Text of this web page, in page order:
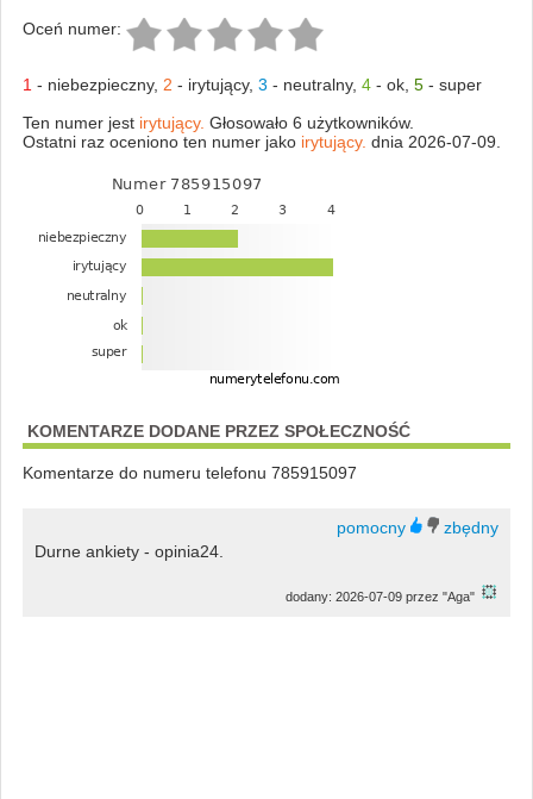
Oceń numer:
1 - niebezpieczny, 2 - irytujący, 3 - neutralny, 4- ok, 5- super
Ten numer jest irytujący. Głosowało 6 użytkowników.
Ostatni raz oceniono ten numer jako irytujący. dnia 2026-07-09.
KOMENTARZE DODANE PRZEZ SPOŁECZNOŚĆ
Komentarze do numeru telefonu 785915097
Durne ankiety - opinia24.
dodany: 2026-07-09 przez "Aga"